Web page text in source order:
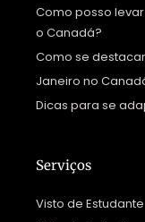
Como posso
o Canadá?
Como se
Janeiro no
Dicas para se
Serviços
Visto de Estudante